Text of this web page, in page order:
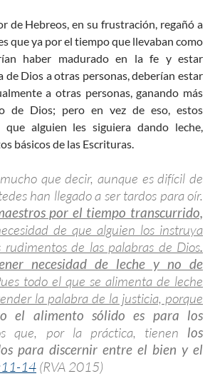
de Hebreos, en su frustración, regañó a
que ya por el tiempo que llevaban como
haber madurado en la fe y estar
de Dios a otras personas, deberían estar
a otras personas, ganando más
de Dios; pero en vez de eso, estos
que alguien les siguiera dando leche,
básicos de las Escrituras.
que decir, aunque es difícil de
han llegado a ser tardos para oír.
por el tiempo transcurrido,
de que alguien los instruya
rudimentos de las palabras de Dios.
necesidad de leche y no de
todo el que se alimenta de leche
la palabra de la justicia, porque
el alimento sólido es para los
que, por la práctica, tienen los
para discernir entre el bien y el
14 (RVA 2015)